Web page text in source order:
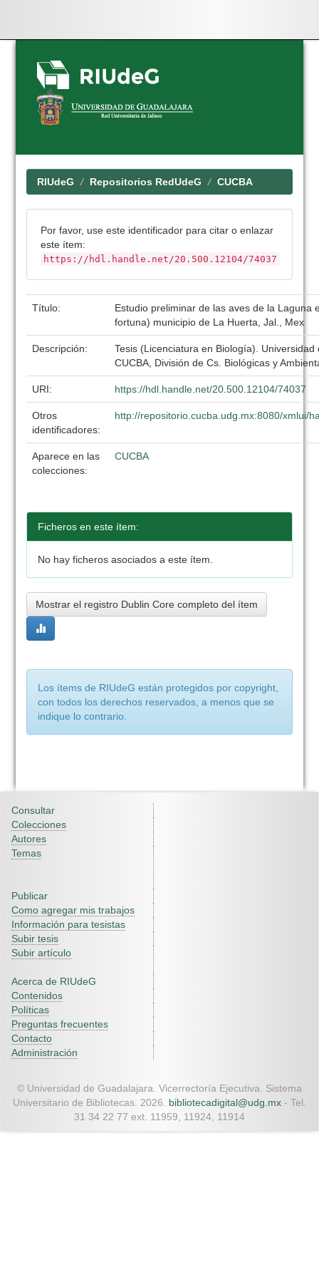
Skip
navigation
RIUdeG Repositorios RedUdeG CUCBA
Por favor, use este identificador para citar o enlazar
este ítem:
https://hdl.handle.net/20.500.12104/74037
Título:
Estudio preliminar de las aves de la Laguna
fortuna) municipio de La Huerta, Jal., Mex
Descripción:
Tesis (Licenciatura en Biología). Universidad
CUCBA, División de Cs. Biológicas y
URI: https://hdl.handle.net/20.500.12104/74037
Otros
identificadores:
http://repositorio.cucba.udg.mx:8080/xmlui/
Aparece en las
colecciones:
CUCBA
Ficheros en este ítem:
No hay ficheros asociados a este ítem.
Mostrar el registro Dublin Core completo del ítem
Los ítems de RIUdeG están protegidos por copyright,
con todos los derechos reservados, a menos que se
indique lo contrario.
Consultar
Colecciones
Autores
Temas
Publicar
Como agregar mis trabajos
Información para tesistas
Subir tesis
Subir artículo
Acerca de RIUdeG
Contenidos
Políticas
Preguntas frecuentes
Contacto
Administración
© Universidad de Guadalajara. Vicerrectoría Ejecutiva. Sistema
Universitario de Bibliotecas. 2026. bibliotecadigital@udg.mx - Tel.
31 34 22 77 ext. 11959, 11924, 11914